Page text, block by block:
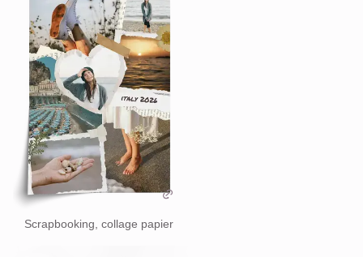
Scrapbooking, collage papier